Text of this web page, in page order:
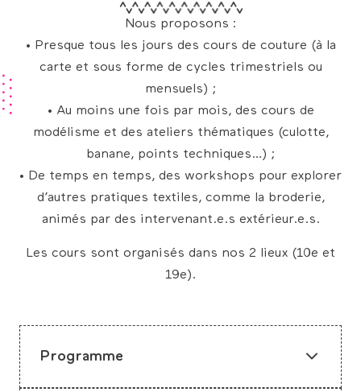
Nous proposons :
• Presque tous les jours des cours de couture (à la
carte et sous forme de cycles trimestriels ou
mensuels) ;
• Au moins une fois par mois, des cours de
modélisme et des ateliers thématiques (culotte,
banane, points techniques…) ;
• De temps en temps, des workshops pour explorer
d’autres pratiques textiles, comme la broderie,
animés par des intervenant.e.s extérieur.e.s.
Les cours sont organisés dans nos 2 lieux (10e et
19e).
Programme